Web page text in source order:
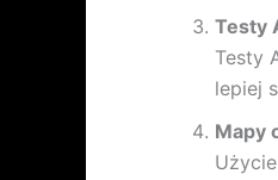
Testy
Testy
lepiej
Mapy